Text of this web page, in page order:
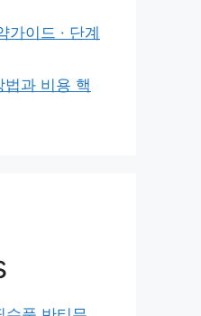
가이드 · 단계
과 비용 핵